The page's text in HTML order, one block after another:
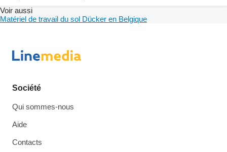
Voir aussi
Matériel de travail du sol Dücker en Belgique
Société
Qui sommes-nous
Aide
Contacts